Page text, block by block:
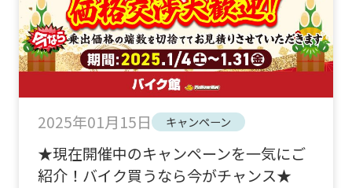
2025年01月15日 キャンペーン
★現在開催中のキャンペーンを一気にご
紹介！バイク買うなら今がチャンス★